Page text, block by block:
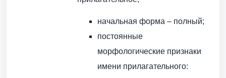
начальная форма – полный;
постоянные
морфологические признаки
имени прилагательного: